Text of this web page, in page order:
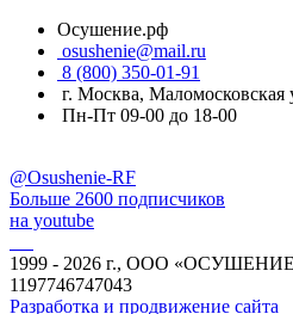
Осушение.рф
osushenie@mail.ru
8 (800) 350-01-91
г. Москва, Маломосковская
Пн-Пт 09-00 до 18-00
@Osushenie-RF
Больше 2600 подписчиков
на youtube
1999 - 2026 г., ООО
1197746747043
Разработка и продвижение сайта